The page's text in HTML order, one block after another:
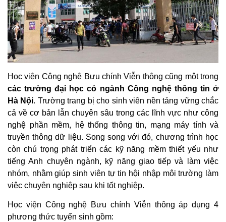
Học viện Công nghệ Bưu chính Viễn thông cũng một trong
các trường đại học có ngành Công nghệ thông tin ở
Hà Nội. Trường trang bị cho sinh viên nền tảng vững chắc
cả về cơ bản lẫn chuyên sâu trong các lĩnh vực như công
nghệ phần mềm, hệ thống thông tin, mạng máy tính và
truyền thông dữ liệu. Song song với đó, chương trình học
còn chú trọng phát triển các kỹ năng mềm thiết yếu như
tiếng Anh chuyên ngành, kỹ năng giao tiếp và làm việc
nhóm, nhằm giúp sinh viên tự tin hội nhập môi trường làm
việc chuyên nghiệp sau khi tốt nghiệp.
Học viện Công nghệ Bưu chính Viễn thông áp dụng 4
phương thức tuyển sinh gồm: